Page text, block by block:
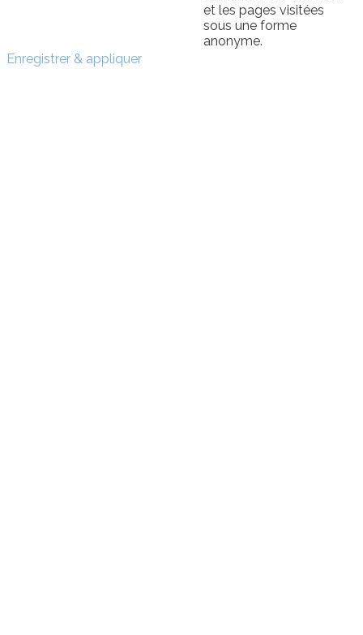
et les pages visitées
sous une forme
anonyme.
Enregistrer & appliquer